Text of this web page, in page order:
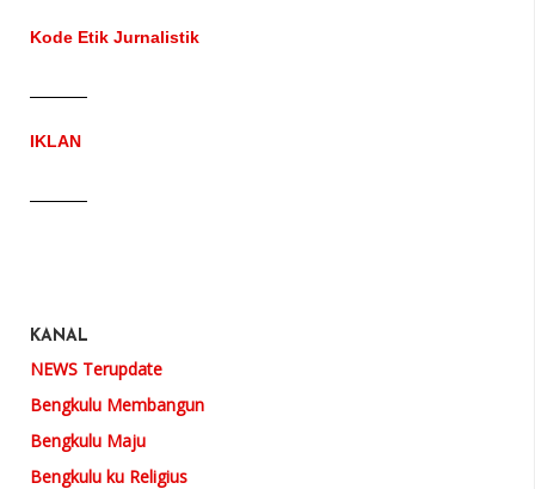
Kode Etik Jurnalistik
IKLAN
KANAL
NEWS Terupdate
Bengkulu Membangun
Bengkulu Maju
Bengkulu ku Religius